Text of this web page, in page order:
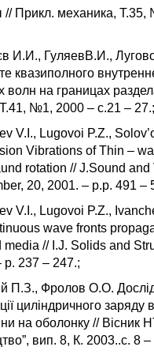
Прикл. механика, Т.35,
И.И., ГуляевВ.И.,
квазиполного
волн на границах
№1, 2000 – с.21 – 27.;
V.I., Lugovoi P.Z.,
Vibrations of Thin –
rotation // J.Sound
20, 2001. – p.p. 491 –
V.I., Lugovoi P.Z.,
wave fronts
media // I.J. Solids and
p. 237 – 247.;
П.З., Фролов О.О.
циліндричного заряду
на оболонку // Вісник
вип. 8, К. 2003..с. 8 –